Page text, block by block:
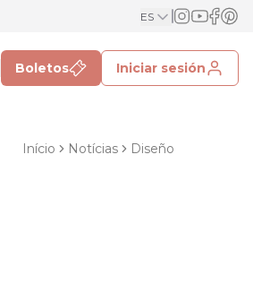
ES
Boletos Iniciar sesión
Início Notícias Diseño